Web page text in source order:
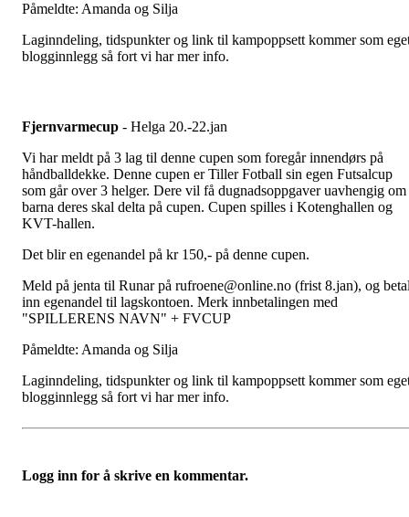
Påmeldte: Amanda og Silja
Laginndeling, tidspunkter og link til kampoppsett kommer som
blogginnlegg så fort vi har mer info.
Fjernvarmecup - Helga 20.-22.jan
Vi har meldt på 3 lag til denne cupen som foregår innendørs på
håndballdekke. Denne cupen er Tiller Fotball sin egen Futsalcup
som går over 3 helger. Dere vil få dugnadsoppgaver uavhengig om
barna deres skal delta på cupen. Cupen spilles i Kotenghallen og
KVT-hallen.
Det blir en egenandel på kr 150,- på denne cupen.
Meld på jenta til Runar på rufroene@online.no (frist 8.jan), og
inn egenandel til lagskontoen. Merk innbetalingen med
"SPILLERENS NAVN" + FVCUP
Påmeldte: Amanda og Silja
Laginndeling, tidspunkter og link til kampoppsett kommer som
blogginnlegg så fort vi har mer info.
Logg inn for å skrive en kommentar.